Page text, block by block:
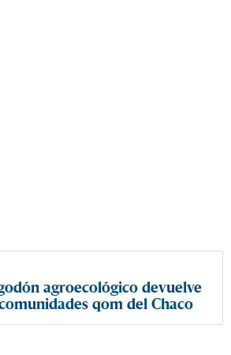
agroecológico devuelve
qom del Chaco